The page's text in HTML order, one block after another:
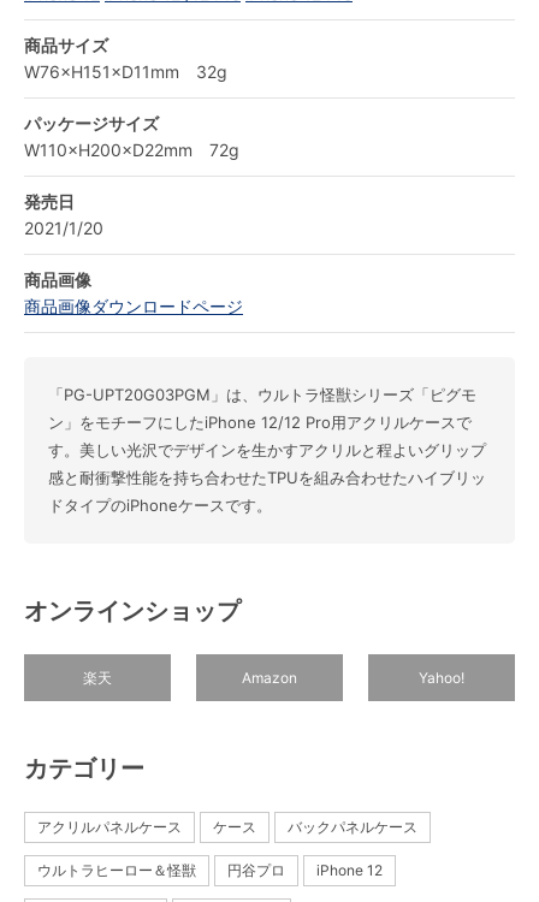
商品サイズ
W76×H151×D11mm 32g
パッケージサイズ
W110×H200×D22mm 72g
発売日
2021/1/20
商品画像
商品画像ダウンロードページ
「PG-UPT20G03PGM」は、ウルトラ怪獣シリーズ「ピグモ
ン」をモチーフにしたiPhone 12/12 Pro用アクリルケースで
す。美しい光沢でデザインを生かすアクリルと程よいグリップ
感と耐衝撃性能を持ち合わせたTPUを組み合わせたハイブリッ
ドタイプのiPhoneケースです。
オンラインショップ
楽天 Amazon Yahoo!
カテゴリー
アクリルパネルケース ケース バックパネルケース
ウルトラヒーロー＆怪獣 円谷プロ iPhone 12